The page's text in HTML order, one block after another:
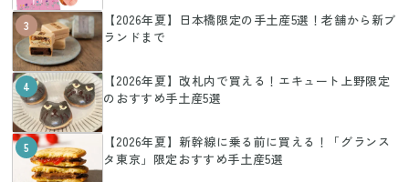
3
【2026年夏】日本橋限定の手土産5選！老舗から新ブ
ランドまで
4
【2026年夏】改札内で買える！エキュート上野限定
のおすすめ手土産5選
5
【2026年夏】新幹線に乗る前に買える！「グランス
タ東京」限定おすすめ手土産5選